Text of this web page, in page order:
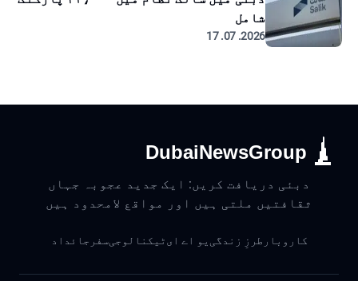
شامل
2026. 07. 17
DubaiNewsGroup
دبئی دریافت کریں: ایک جدید عجوبہ جہاں
ثقافتیں ملتی ہیں اور مواقع لامحدود ہیں
کاروبار طرزِ زندگی یو اے ایٹیکنالوجیسفر جائداد